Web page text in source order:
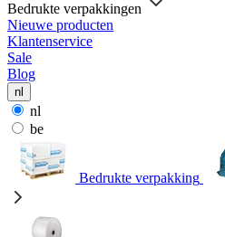
Bedrukte verpakkingen
Nieuwe producten
Klantenservice
Sale
Blog
nl
nl
be
Bedrukte verpakking